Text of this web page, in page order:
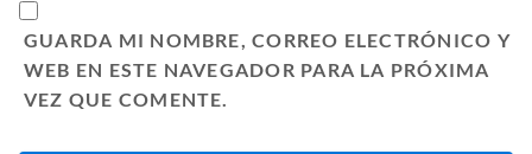
GUARDA MI NOMBRE, CORREO ELECTRÓNICO Y
WEB EN ESTE NAVEGADOR PARA LA PRÓXIMA
VEZ QUE COMENTE.